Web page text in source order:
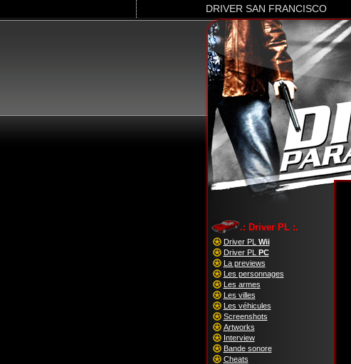
DRIVER SAN FRANCISCO
.: Driver PL :.
Driver PL Wii
Driver PL PC
La previews
Les personnages
Les armes
Les villes
Les véhicules
Screenshots
Artworks
Interview
Bande sonore
Cheats